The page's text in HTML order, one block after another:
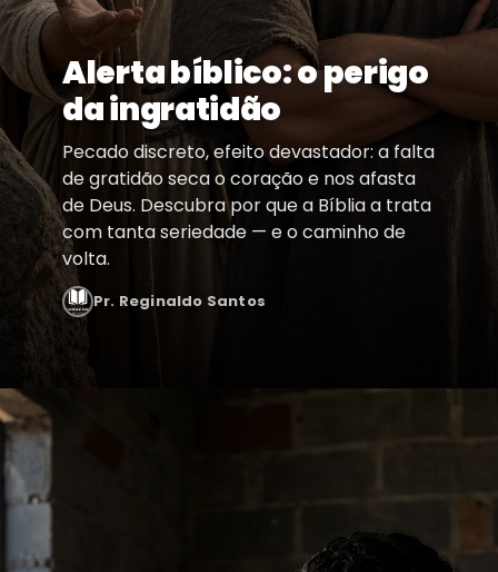
Alerta bíblico: o perigo
da ingratidão
Pecado discreto, efeito devastador: a falta
de gratidão seca o coração e nos afasta
de Deus. Descubra por que a Bíblia a trata
com tanta seriedade — e o caminho de
volta.
Pr. Reginaldo Santos